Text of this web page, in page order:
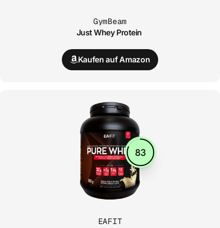
GymBeam
Just Whey Protein
Kaufen auf Amazon
83
EAFIT